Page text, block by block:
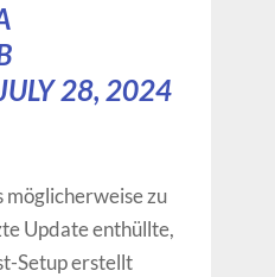
28, 2024
zu
Update enthüllte,
Setup erstellt